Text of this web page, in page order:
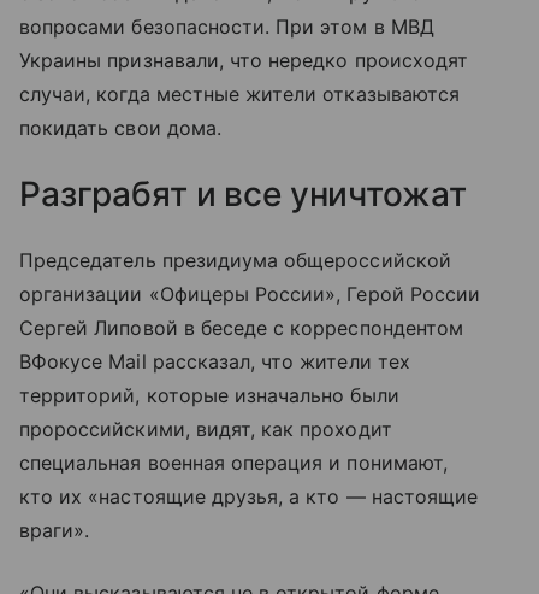
вопросами безопасности. При этом в МВД
Украины признавали, что нередко происходят
случаи, когда местные жители отказываются
покидать свои дома.
Разграбят и все уничтожат
Председатель президиума общероссийской
организации «Офицеры России», Герой России
Сергей Липовой в беседе с корреспондентом
ВФокусе Mail рассказал, что жители тех
территорий, которые изначально были
пророссийскими, видят, как проходит
специальная военная операция и понимают,
кто их «настоящие друзья, а кто — настоящие
враги».